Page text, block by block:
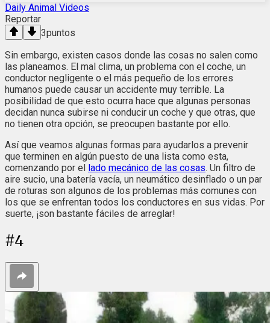
Daily Animal Videos
Reportar
3puntos
Sin embargo, existen casos donde las cosas no salen como
las planeamos. El mal clima, un problema con el coche, un
conductor negligente o el más pequeño de los errores
humanos puede causar un accidente muy terrible. La
posibilidad de que esto ocurra hace que algunas personas
decidan nunca subirse ni conducir un coche y que otras, que
no tienen otra opción, se preocupen bastante por ello.
Así que veamos algunas formas para ayudarlos a prevenir
que terminen en algún puesto de una lista como esta,
comenzando por el
lado mecánico de las cosas. Un filtro de
aire sucio, una batería vacía, un neumático desinflado o un par
de roturas son algunos de los problemas más comunes con
los que se enfrentan todos los conductores en sus vidas. Por
suerte, ¡son bastante fáciles de arreglar!
#4